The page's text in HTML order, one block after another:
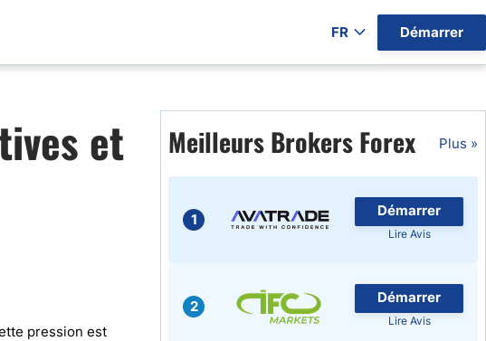
Démarrer
FR
et
pression est
Meilleurs Brokers Forex Plus »
1
Démarrer
Lire Avis
2
Démarrer
Lire Avis